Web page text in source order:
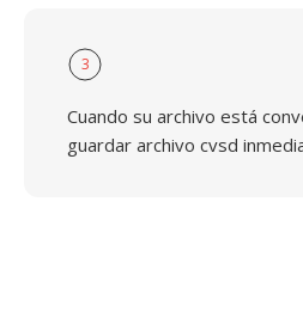
3
Cuando su archivo está
guardar archivo cvsd